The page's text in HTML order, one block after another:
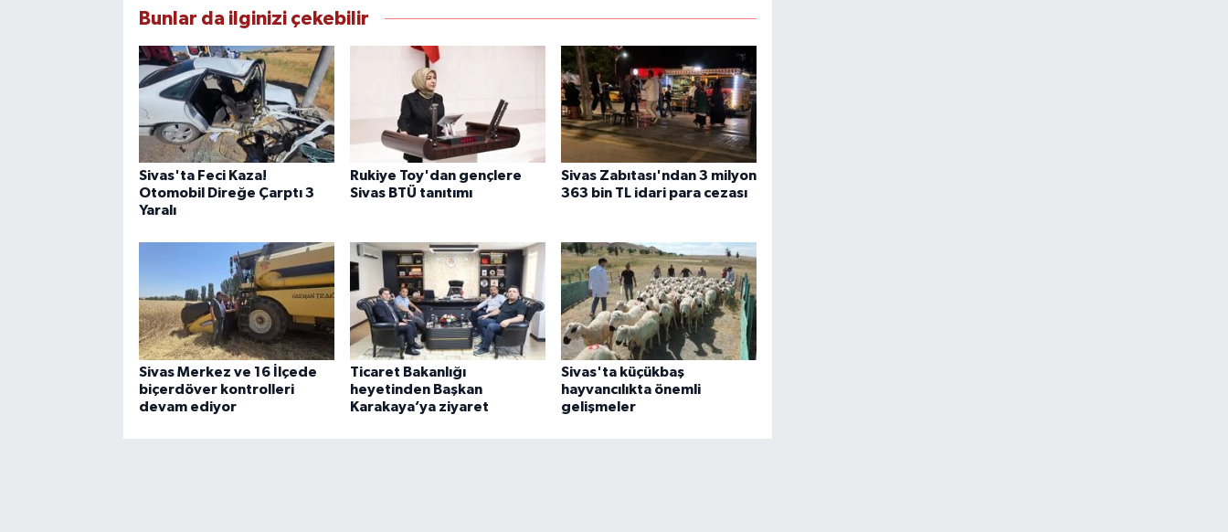
Bunlar da ilginizi çekebilir
Sivas'ta Feci Kaza!
Otomobil Direğe Çarptı 3
Yaralı
Rukiye Toy'dan gençlere
Sivas BTÜ tanıtımı
Sivas Zabıtası'ndan 3 milyon
363 bin TL idari para cezası
Sivas Merkez ve 16 İlçede
biçerdöver kontrolleri
devam ediyor
Ticaret Bakanlığı
heyetinden Başkan
Karakaya’ya ziyaret
Sivas'ta küçükbaş
hayvancılıkta önemli
gelişmeler